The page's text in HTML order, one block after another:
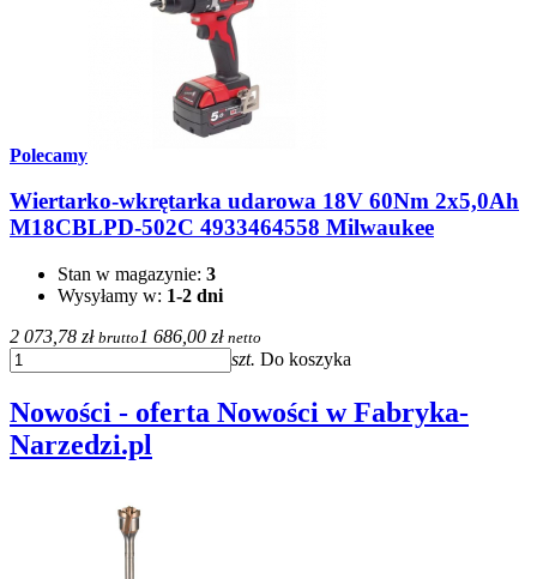
Polecamy
Wiertarko-wkrętarka udarowa 18V 60Nm 2x5,0Ah
M18CBLPD-502C 4933464558 Milwaukee
Stan w magazynie: 3
Wysyłamy w: 1-2 dni
2 073,78 zł brutto 1 686,00 zł netto
szt. Do koszyka
Nowości - oferta Nowości w Fabryka-
Narzedzi.pl